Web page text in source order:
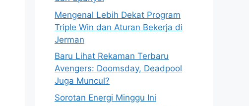
Mengenal Lebih Dekat Program
Triple Win dan Aturan Bekerja di
Jerman
Baru Lihat Rekaman Terbaru
Avengers: Doomsday, Deadpool
Juga Muncul?
Sorotan Energi Minggu Ini